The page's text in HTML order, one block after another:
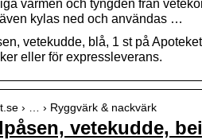
värmen och tyngden från
kylas ned och användas …
vetekudde, blå, 1 st på
eller för expressleverans.
› … › Ryggvärk & nackvärk
vetekudde,